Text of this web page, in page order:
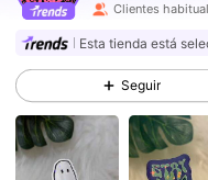
4,90 9.7K
4,90 9.7K
4,90 9.7K
Clientes
Esta tienda está
Seguir